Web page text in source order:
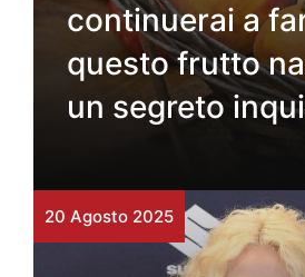
continuerai a
questo frutto
un segreto
20 Agosto 2025